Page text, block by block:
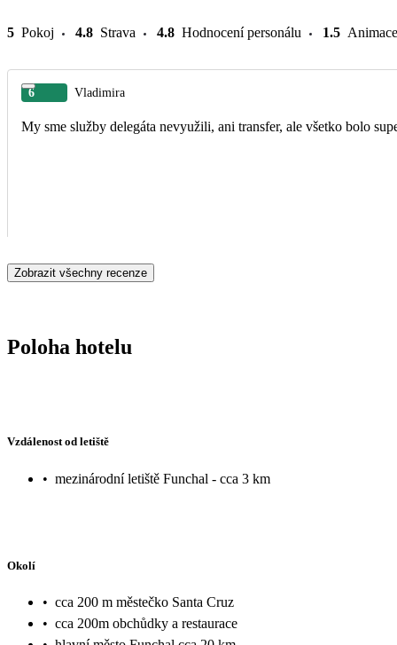
5 Pokoj 4.8 Strava 4.8 Hodnocení personálu 1.5 Animace
6 Vladimira
My sme služby delegáta nevyužili, ani transfer, ale všetko bolo
Zobrazit všechny recenze
Poloha hotelu
Vzdálenost od letiště
• mezinárodní letiště Funchal - cca 3 km
Okolí
• cca 200 m městečko Santa Cruz
• cca 200m obchůdky a restaurace